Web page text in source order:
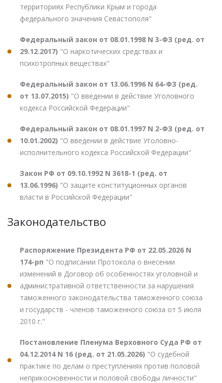
территориях Республики Крым и города
федерального значения Севастополя"
Федеральный закон от 08.01.1998 N 3-ФЗ (ред. от
29.12.2017) "О наркотических средствах и
психотропных веществах"
Федеральный закон от 13.06.1996 N 64-ФЗ (ред.
от 13.07.2015) "О введении в действие Уголовного
кодекса Российской Федерации"
Федеральный закон от 08.01.1997 N 2-ФЗ (ред. от
10.01.2002) "О введении в действие Уголовно-
исполнительного кодекса Российской Федерации"
Закон РФ от 09.10.1992 N 3618-1 (ред. от
13.06.1996) "О защите конституционных органов
власти в Российской Федерации"
Законодательство
Распоряжение Президента РФ от 22.05.2026 N
174-рп "О подписании Протокола о внесении
изменений в Договор об особенностях уголовной и
административной ответственности за нарушения
таможенного законодательства таможенного союза
и государств - членов таможенного союза от 5 июля
2010 г."
Постановление Пленума Верховного Суда РФ от
04.12.2014 N 16 (ред. от 21.05.2026) "О судебной
практике по делам о преступлениях против половой
неприкосновенности и половой свободы личности"